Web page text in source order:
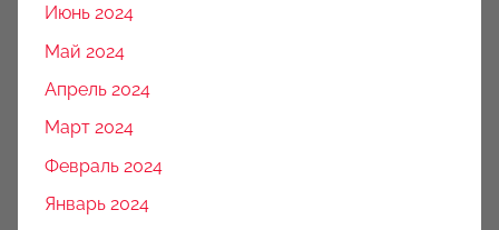
Июнь 2024
Май 2024
Апрель 2024
Март 2024
Февраль 2024
Январь 2024